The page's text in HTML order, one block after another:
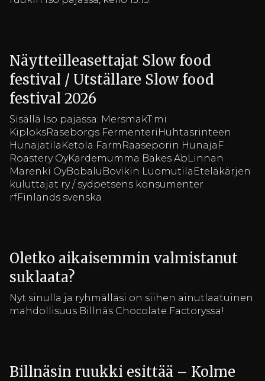
Näytteilleasettajat Slow food
festival / Utställare Slow food
festival 2026
Sisällä Iso pajassa: MersmakT:mi
KiploksRaseborgs FermenteriHuhtasrinteen
HunajatilaKetola FarmRaaseporin HunajaF
Roastery OyKardemumma Bakes AbLinnan
Marenki OyBobaluBovikin LuomutilaEteläkärjen
kuluttajat ry / sydpetsens konsumenter
rfFinlands svenska
Oletko aikaisemmin valmistanut
suklaata?
Nyt sinulla ja ryhmälläsi on siihen ainutlaatuinen
mahdollisuus Billnäs Chocolate Factoryssa!
Billnäsin ruukki esittää – Kolme